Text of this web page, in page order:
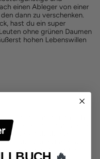
einen Ableger von einer
dann zu verschenken.
hast du ein super
ohne grünen Daumen
hohen Lebenswillen
aber genau das
einen ist es tatsächlich
schenkst du deinen
– du zeigst damit auch,
kümmerst. Außerdem